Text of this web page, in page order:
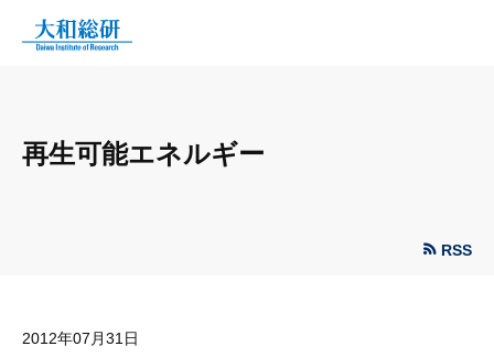
再生可能エネルギー
RSS
2012年07月31日